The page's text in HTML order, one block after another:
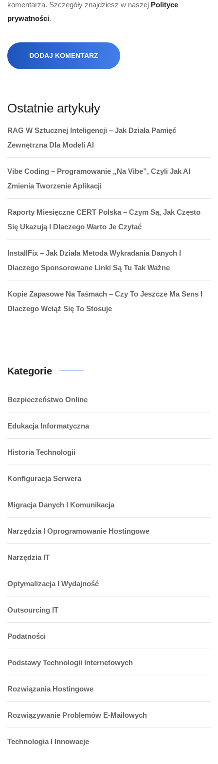
komentarza. Szczegóły znajdziesz w naszej Polityce
prywatności.
DODAJ KOMENTARZ
Ostatnie artykuły
RAG W Sztucznej Inteligencji – Jak Działa Pamięć
Zewnętrzna Dla Modeli AI
Vibe Coding – Programowanie „na Vibe”, Czyli Jak AI
Zmienia Tworzenie Aplikacji
Raporty Miesięczne CERT Polska – Czym Są, Jak Często
Się Ukazują I Dlaczego Warto Je Czytać
InstallFix – Jak Działa Metoda Wykradania Danych I
Dlaczego Sponsorowane Linki Są Tu Tak Ważne
Kopie Zapasowe Na Taśmach – Czy To Jeszcze Ma Sens I
Dlaczego Wciąż Się To Stosuje
Kategorie
Bezpieczeństwo Online
Edukacja Informatyczna
Historia Technologii
Konfiguracja Serwera
Migracja Danych I Komunikacja
Narzędzia I Oprogramowanie Hostingowe
Narzędzia IT
Optymalizacja I Wydajność
Outsourcing IT
Podatności
Podstawy Technologii Internetowych
Rozwiązania Hostingowe
Rozwiązywanie Problemów E-Mailowych
Technologia I Innowacje